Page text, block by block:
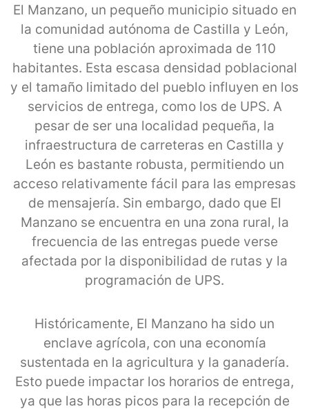
El Manzano, un pequeño municipio situado en
la comunidad autónoma de Castilla y León,
tiene una población aproximada de 110
habitantes. Esta escasa densidad poblacional
y el tamaño limitado del pueblo influyen en los
servicios de entrega, como los de UPS. A
pesar de ser una localidad pequeña, la
infraestructura de carreteras en Castilla y
León es bastante robusta, permitiendo un
acceso relativamente fácil para las empresas
de mensajería. Sin embargo, dado que El
Manzano se encuentra en una zona rural, la
frecuencia de las entregas puede verse
afectada por la disponibilidad de rutas y la
programación de UPS.
Históricamente, El Manzano ha sido un
enclave agrícola, con una economía
sustentada en la agricultura y la ganadería.
Esto puede impactar los horarios de entrega,
ya que las horas picos para la recepción de